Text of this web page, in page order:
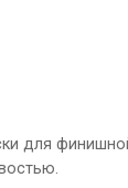
для